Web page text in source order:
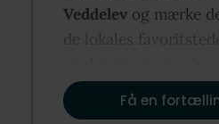
det let at blive en del af
bolig uden større
Om Langehøjen:
Veddelev og mærke
de lokales
det, der er vigtigst for
Få en